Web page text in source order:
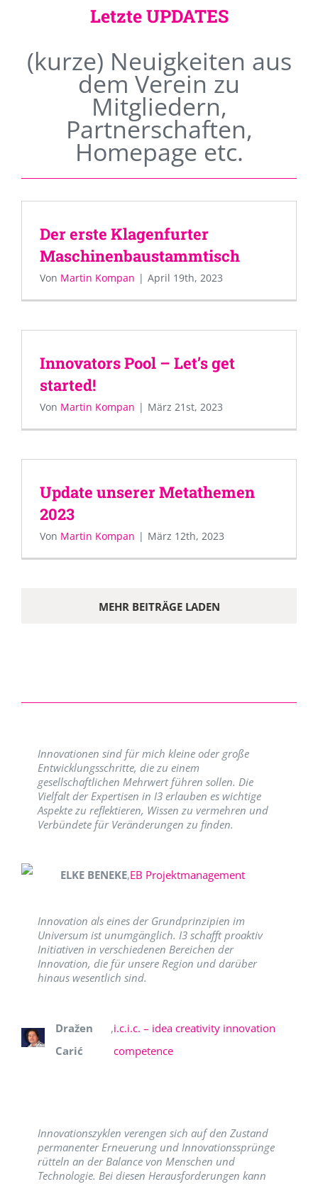
Letzte UPDATES
(kurze) Neuigkeiten aus
dem Verein zu
Mitgliedern,
Partnerschaften,
Homepage etc.
Der erste Klagenfurter
Maschinenbaustammtisch
Von Martin Kompan | April 19th, 2023
Innovators Pool – Let’s get
started!
Von Martin Kompan | März 21st, 2023
Update unserer Metathemen
2023
Von Martin Kompan | März 12th, 2023
MEHR BEITRÄGE LADEN
Innovationen sind für mich kleine oder große
Entwicklungsschritte, die zu einem
gesellschaftlichen Mehrwert führen sollen. Die
Vielfalt der Expertisen in I3 erlauben es wichtige
Aspekte zu reflektieren, Wissen zu vermehren und
Verbündete für Veränderungen zu finden.
ELKE BENEKE,EB Projektmanagement
Innovation als eines der Grundprinzipien im
Universum ist unumgänglich. I3 schafft proaktiv
Initiativen in verschiedenen Bereichen der
Innovation, die für unsere Region und darüber
hinaus wesentlich sind.
Dražen
Carić
,i.c.i.c. – idea creativity innovation
competence
Innovationszyklen verengen sich auf den Zustand
permanenter Erneuerung und Innovationssprünge
rütteln an der Balance von Menschen und
Technologie. Bei diesen Herausforderungen kann